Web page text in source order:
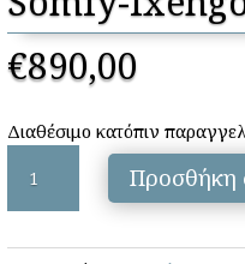
€890,00
Διαθέσιμο κατόπιν
Ixengo
JS
230V
Προσθήκη